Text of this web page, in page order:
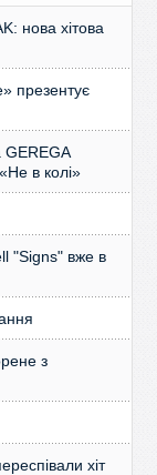
нова хітова
презентує
GEREGA
в колі»
"Signs" вже в
з
хіт